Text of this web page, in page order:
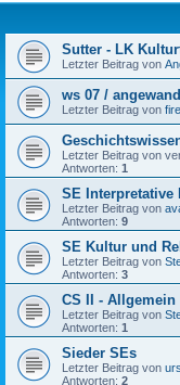
Sutter - LK
Letzter Beitrag von
ws 07 /
Letzter Beitrag von
Letzter Beitrag von
Antworten: 1
SE Interpretative
Letzter Beitrag von
Antworten: 9
SE Kultur und
Letzter Beitrag von
Antworten: 3
CS II - Allgemein
Letzter Beitrag von
Antworten: 1
Sieder SEs
Letzter Beitrag von
Antworten: 2